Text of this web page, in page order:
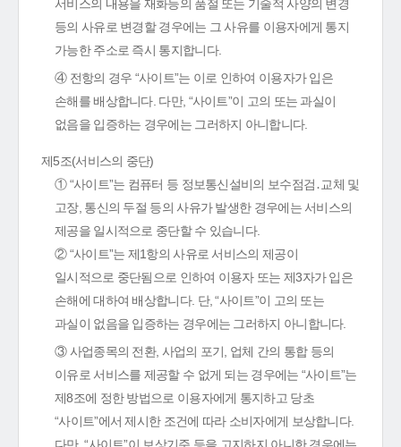
서비스의 내용을 재화등의 품절 또는 기술적 사양의 변경
등의 사유로 변경할 경우에는 그 사유를 이용자에게 통지
가능한 주소로 즉시 통지합니다.
④ 전항의 경우 “사이트”는 이로 인하여 이용자가 입은
손해를 배상합니다. 다만, “사이트”이 고의 또는 과실이
없음을 입증하는 경우에는 그러하지 아니합니다.
제5조(서비스의 중단)
① “사이트”는 컴퓨터 등 정보통신설비의 보수점검․교체 및
고장, 통신의 두절 등의 사유가 발생한 경우에는 서비스의
제공을 일시적으로 중단할 수 있습니다.
② “사이트”는 제1항의 사유로 서비스의 제공이
일시적으로 중단됨으로 인하여 이용자 또는 제3자가 입은
손해에 대하여 배상합니다. 단, “사이트”이 고의 또는
과실이 없음을 입증하는 경우에는 그러하지 아니합니다.
③ 사업종목의 전환, 사업의 포기, 업체 간의 통합 등의
이유로 서비스를 제공할 수 없게 되는 경우에는 “사이트”는
제8조에 정한 방법으로 이용자에게 통지하고 당초
“사이트”에서 제시한 조건에 따라 소비자에게 보상합니다.